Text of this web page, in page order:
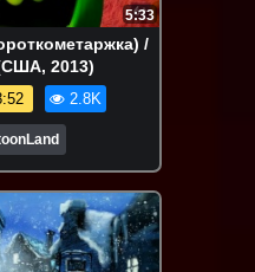
5:33
/
2013)
2.8K